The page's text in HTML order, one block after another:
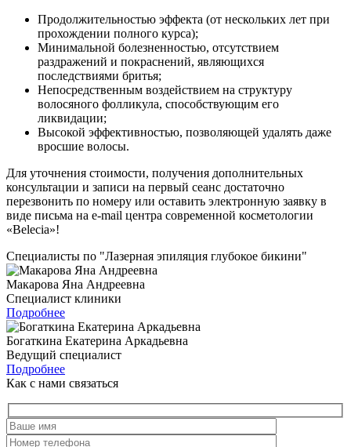
Продолжительностью эффекта (от нескольких лет при
прохождении полного курса);
Минимальной болезненностью, отсутствием
раздражений и покраснений, являющихся
последствиями бритья;
Непосредственным воздействием на структуру
волосяного фолликула, способствующим его
ликвидации;
Высокой эффективностью, позволяющей удалять даже
вросшие волосы.
Для уточнения стоимости, получения дополнительных
консультации и записи на первый сеанс достаточно
перезвонить по номеру или оставить электронную заявку в
виде письма на e-mail центра современной косметологии
«Belecia»!
Специалисты по "Лазерная эпиляция глубокое бикини"
Макарова Яна Андреевна
Специалист клиники
Подробнее
Богаткина Екатерина Аркадьевна
Ведущий специалист
Подробнее
Как с нами связаться